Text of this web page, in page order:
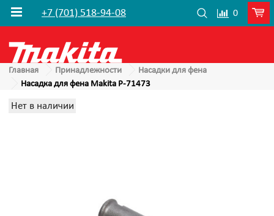
+7 (701) 518-94-08 0
Главная Принадлежности
Насадки для фена
Насадка для фена Makita P-71473
Нет в наличии